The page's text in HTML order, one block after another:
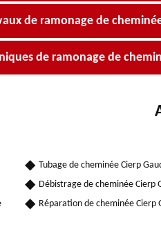
de ramonage de
de ramonage de
Tubage de cheminée Cierp
Débistrage de cheminée Cierp
Réparation de cheminée Cierp